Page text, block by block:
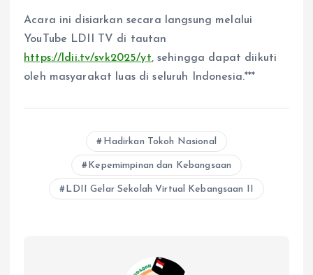
Acara ini disiarkan secara langsung melalui
YouTube LDII TV di tautan
https://ldii.tv/svk2025/yt, sehingga dapat diikuti
oleh masyarakat luas di seluruh Indonesia.***
Hadirkan Tokoh Nasional
Kepemimpinan dan Kebangsaan
LDII Gelar Sekolah Virtual Kebangsaan II